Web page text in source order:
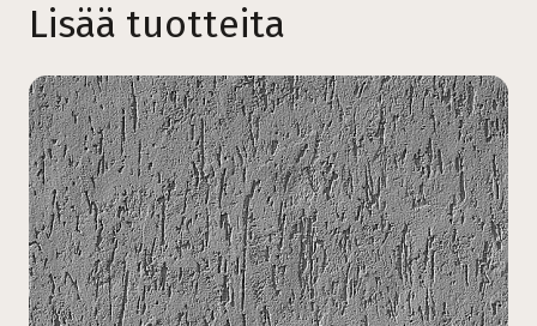
Lisää tuotteita